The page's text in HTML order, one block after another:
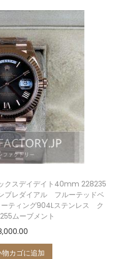
クスデイデイト40mm 228235
ブレダイアル フルーテッドベ
ティング904Lステンレス ク
ムーブメント
物カゴに追加